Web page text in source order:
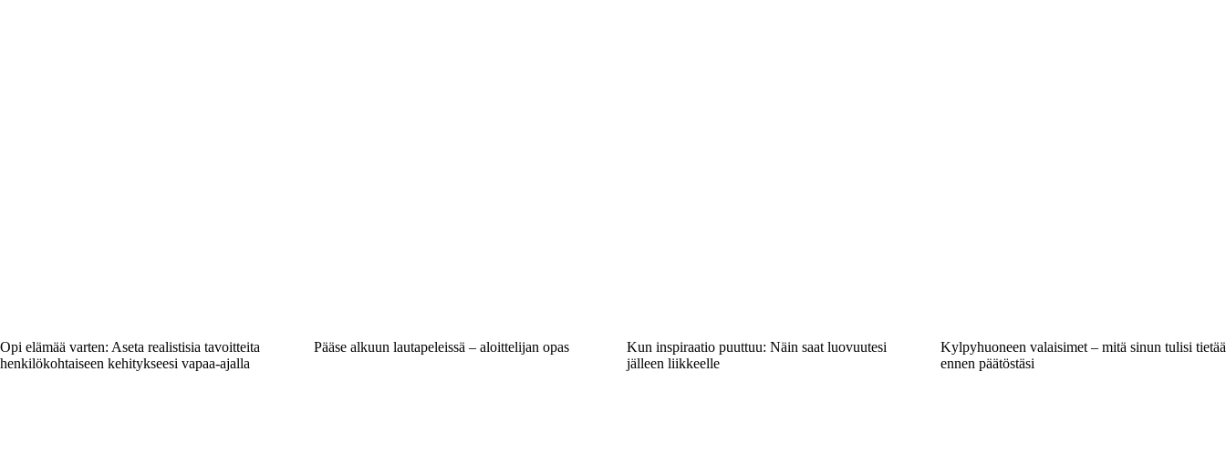
Opi elämää varten: Aseta realistisia tavoitteita
henkilökohtaiseen kehitykseesi vapaa-ajalla
Pääse alkuun lautapeleissä – aloittelijan opas
Kun inspiraatio puuttuu: Näin saat luovuutesi
jälleen liikkeelle
Kylpyhuoneen valaisimet – mitä sinun tulisi tietää
ennen päätöstäsi